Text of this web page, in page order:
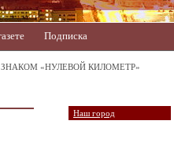
Подписка
ЗНАКОМ «НУЛЕВОЙ КИЛОМЕТР»
Наш город